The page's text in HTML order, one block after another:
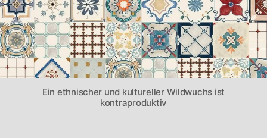
Ein ethnischer und kultureller Wildwuchs ist
kontraproduktiv